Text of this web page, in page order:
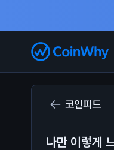
코인피드
나만 이렇게